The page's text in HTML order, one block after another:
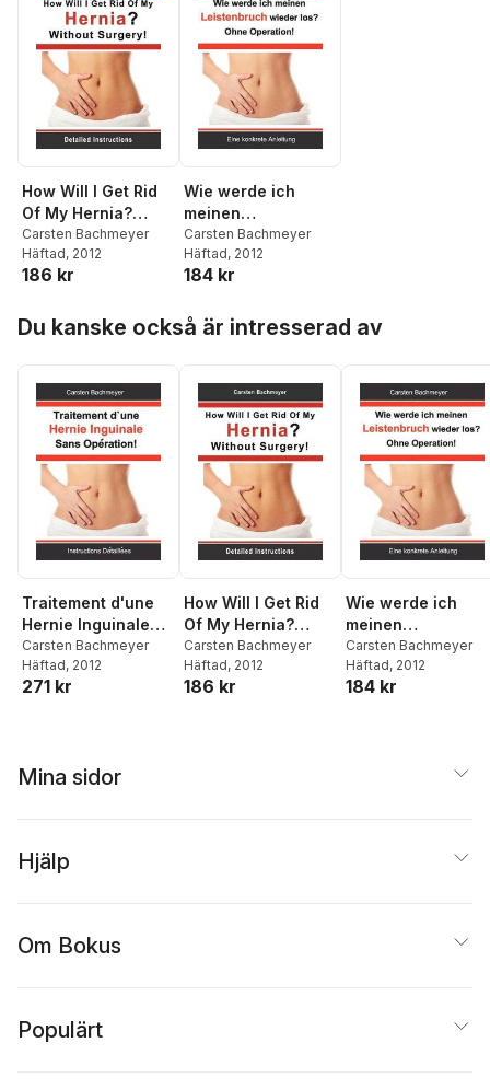
How Will I Get Rid
Of My Hernia?
Without Surgery!
Carsten Bachmeyer
Häftad, 2012
186 kr
Wie werde ich
meinen
Leistenbruch
wieder los? Ohne
Operation!
Carsten Bachmeyer
Häftad, 2012
184 kr
Du kanske också är intresserad av
Traitement d'une
Hernie Inguinale
Sans Opération!
Carsten Bachmeyer
Häftad, 2012
271 kr
How Will I Get Rid
Of My Hernia?
Without Surgery!
Carsten Bachmeyer
Häftad, 2012
186 kr
Wie werde ich
meinen
Leistenbruch
wieder los? Ohne
Operation!
Carsten Bachmeyer
Häftad, 2012
184 kr
Mina sidor
Hjälp
Om Bokus
Populärt